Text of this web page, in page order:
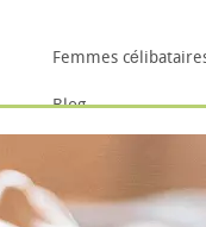
Femmes
Blog